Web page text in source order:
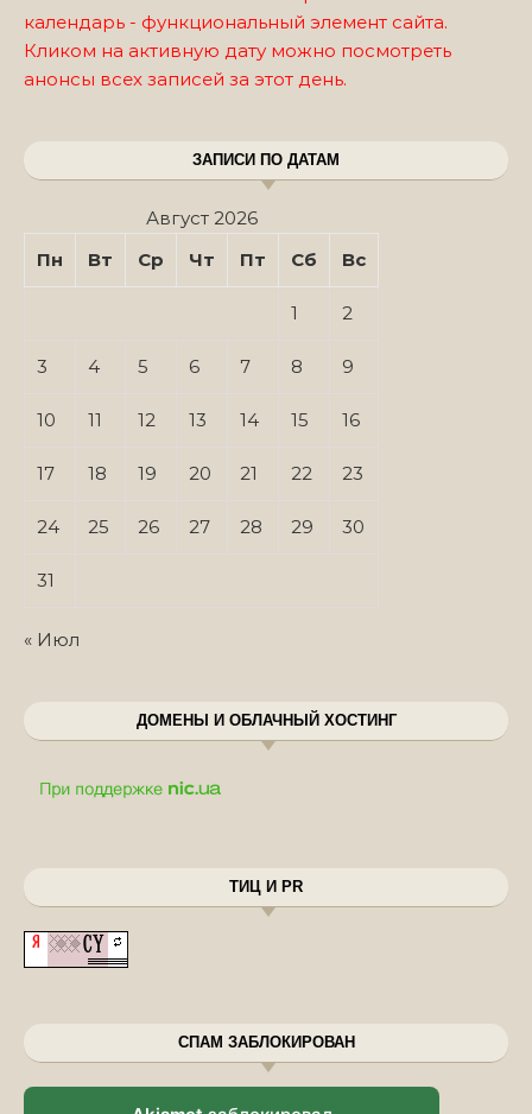
календарь - функциональный элемент сайта.
Кликом на активную дату можно посмотреть
анонсы всех записей за этот день.
ЗАПИСИ ПО ДАТАМ
Август 2026
Пн
Вт Ср Чт Пт Сб Вс
1 2
3 4 5 6 7 8 9
10 11 12 13 14 15 16
17 18 19 20 21 22 23
24 25 26 27 28 29 30
31
« Июл
ДОМЕНЫ И ОБЛАЧНЫЙ ХОСТИНГ
ТИЦ И PR
СПАМ ЗАБЛОКИРОВАН